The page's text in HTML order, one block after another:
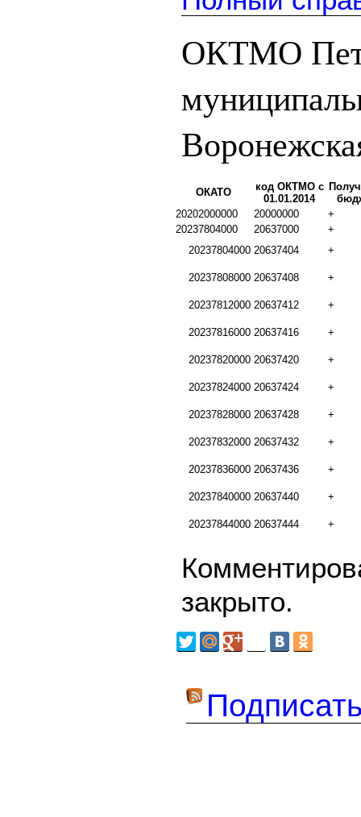
ОКТМО
ОКАТО
код ОКТМО с
01.01.2014
20202000000
20000000
+
20237804000
20637000
+
20237804000 20637404 +
20237808000 20637408 +
20237812000 20637412 +
20237816000 20637416 +
20237820000 20637420 +
20237824000 20637424 +
20237828000 20637428 +
20237832000 20637432 +
20237836000 20637436 +
20237840000 20637440 +
20237844000 20637444 +
закрыто.